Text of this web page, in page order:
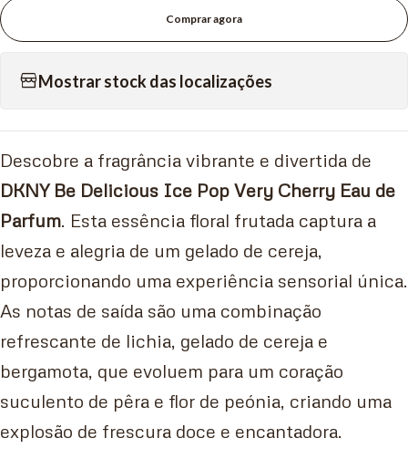
Comprar agora
Mostrar stock das localizações
Descobre a fragrância vibrante e divertida de
DKNY Be Delicious Ice Pop Very Cherry Eau de
Parfum . Esta essência floral frutada captura a
leveza e alegria de um gelado de cereja,
proporcionando uma experiência sensorial única.
As notas de saída são uma combinação
refrescante de lichia, gelado de cereja e
bergamota, que evoluem para um coração
suculento de pêra e flor de peónia, criando uma
explosão de frescura doce e encantadora.